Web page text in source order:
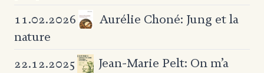
11.02.2026
Aurélie Choné: Jung et la
nature
22.12.2025
Jean-Marie Pelt: On m’a